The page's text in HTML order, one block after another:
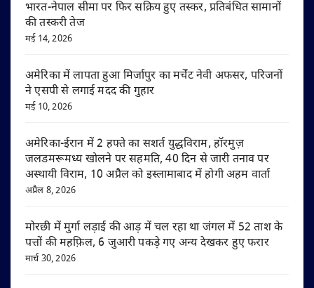
भारत-नेपाल सीमा पर फिर सक्रिय हुए तस्कर, प्रतिबंधित सामानों
की तस्करी तेज
मई 14, 2026
अमेरिका में लापता हुआ मिर्जापुर का मर्चेंट नेवी अफसर, परिजनों
ने एसपी से लगाई मदद की गुहार
मई 10, 2026
अमेरिका-ईरान में 2 हफ्ते का सशर्त युद्धविराम, हॉरमुज़
जलडमरूमध्य खोलने पर सहमति, 40 दिन से जारी तनाव पर
अस्थायी विराम, 10 अप्रैल को इस्लामाबाद में होगी अहम वार्ता
अप्रैल 8, 2026
मोरछी में मुर्गा लड़ाई की आड़ में चल रहा था जंगल में 52 ताश के
पत्तों की महफ़िल, 6 जुआरी पकड़े गए अन्य देखकर हुए फरार
मार्च 30, 2026